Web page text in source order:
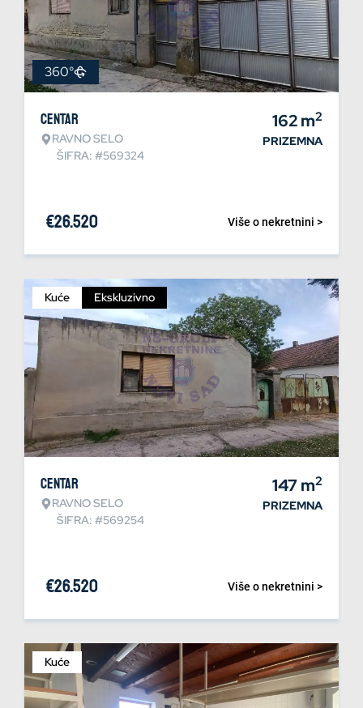
360°
Centar
RAVNO SELO
ŠIFRA: #569324
162m2
PRIZEMNA
Više o nekretnini >
€26.520
Kuće Ekskluzivno
Centar
RAVNO SELO
ŠIFRA: #569254
147m2
PRIZEMNA
Više o nekretnini >
€26.520
Kuće